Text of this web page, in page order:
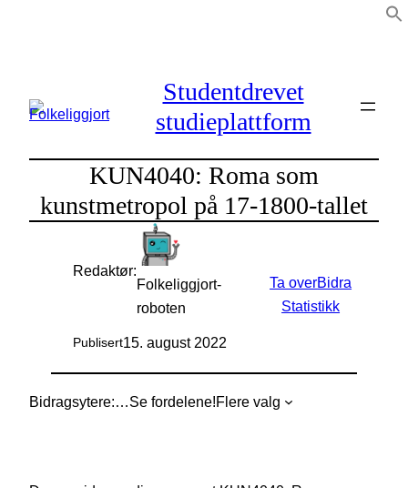
Studentdrevet
studieplattform
KUN4040: Roma som
kunstmetropol på 17-1800-tallet
Redaktør:
Folkeliggjort-
roboten
Publisert15. august 2022
Ta overBidra
Statistikk
Bidragsytere: Se fordelene!Flere valg